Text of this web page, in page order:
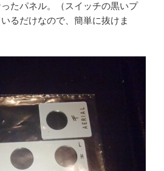
たパネル。（スイッチの黒いプ
るだけなので、簡単に抜けま